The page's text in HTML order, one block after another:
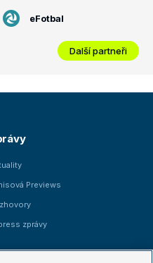
eFotbal
Další partneři
Previews
zprávy